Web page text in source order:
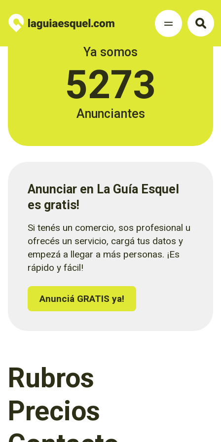
Ya somos
5273
Anunciantes
Anunciar en La Guía Esquel
es gratis!
Si tenés un comercio, sos profesional u
ofrecés un servicio, cargá tus datos y
empezá a llegar a más personas. ¡Es
rápido y fácil!
Anunciá GRATIS ya!
Rubros
Precios